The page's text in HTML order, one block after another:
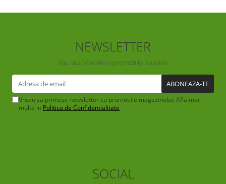
NEWSLETTER
Nu rata ofertele si promotiile noastre
Vreau sa primesc newsletter cu promotiile magazinului. Afla mai
multe in Politica de Confidentialitate
SOCIAL